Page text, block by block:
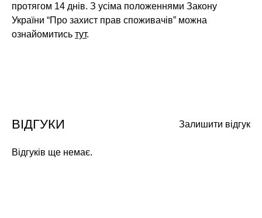
протягом 14 днів. З усіма положеннями Закону
України “Про захист прав споживачів” можна
ознайомитись тут.
Залишити відгук
ВІДГУКИ
Відгуків ще немає.